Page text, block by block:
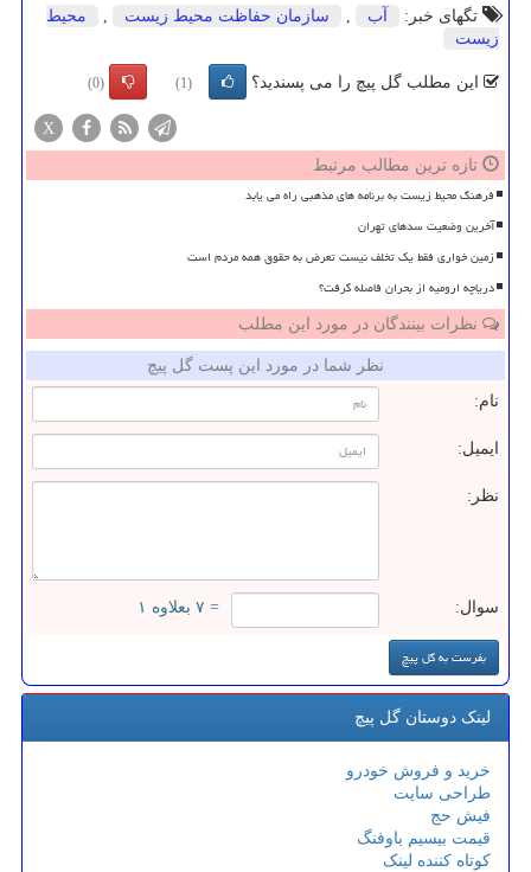
تگهای خبر:
آب , سازمان حفاظت محیط زیست ,
محیط
زیست
این مطلب گل پیچ را می پسندید؟ (1)
(0)
X
تازه ترین مطالب مرتبط
فرهنگ محیط زیست به برنامه های مذهبی راه می یابد
آخرین وضعیت سدهای تهران
زمین خواری فقط یک تخلف نیست تعرض به حقوق همه مردم است
دریاچه ارومیه از بحران فاصله گرفت؟
نظرات بینندگان در مورد این مطلب
نظر شما در مورد این پست گل پیچ
نام:
ایمیل:
نظر:
سوال: = ۷ بعلاوه ۱
لینک دوستان گل پیچ
خرید و فروش خودرو
طراحی سایت
فیش حج
قیمت بیسیم باوفنگ
کوتاه کننده لینک